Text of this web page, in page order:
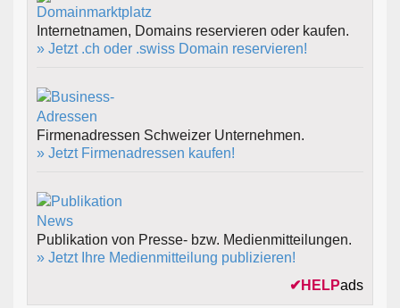
Internetnamen, Domains reservieren oder kaufen.
» Jetzt .ch oder .swiss Domain reservieren!
Firmenadressen Schweizer Unternehmen.
» Jetzt Firmenadressen kaufen!
Publikation von Presse- bzw. Medienmitteilungen.
» Jetzt Ihre Medienmitteilung publizieren!
✔ HELPads